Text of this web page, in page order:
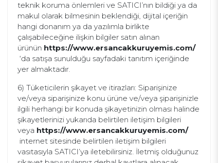
teknik koruma önlemleri ve SATICI’nın bildiği ya da
makul olarak bilmesinin beklendiği, dijital içeriğin
hangi donanım ya da yazılımla birlikte
çalışabileceğine ilişkin bilgiler satın alınan
ürünün https://www.ersancakkuruyemis.com/​
‘da satışa sunulduğu sayfadaki tanıtım içeriğinde
yer almaktadır.
6) Tüketicilerin şikayet ve itirazları: Siparişinize
ve/veya siparişinize konu ürüne ve/veya şiparişinizle
ilgili herhangi bir konuda şikayetinizin olması halinde
şikayetlerinizi yukarıda belirtilen iletişim bilgileri
veya https://www.ersancakkuruyemis.com/​
internet sitesinde belirtilen iletişim bilgileri
vasıtasıyla SATICI’ya iletebilirsiniz. İletmiş olduğunuz